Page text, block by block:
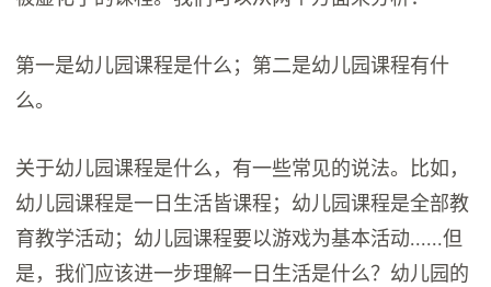
第一是幼儿园课程是什么；第二是幼儿园课程有什
么。
关于幼儿园课程是什么，有一些常见的说法。比如，
幼儿园课程是一日生活皆课程；幼儿园课程是全部教
育教学活动；幼儿园课程要以游戏为基本活动......但
是，我们应该进一步理解一日生活是什么？幼儿园的